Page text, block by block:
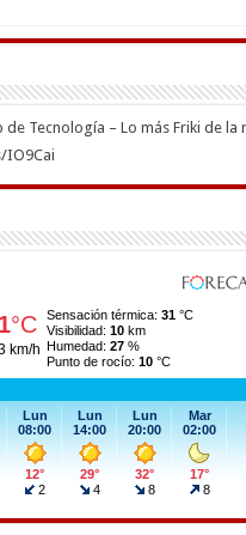
de Tecnología – Lo más Friki de la
IO9Cai